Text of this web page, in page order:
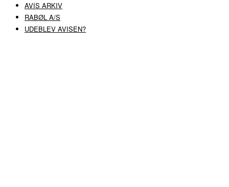
AVIS ARKIV
RABØL A/S
UDEBLEV AVISEN?